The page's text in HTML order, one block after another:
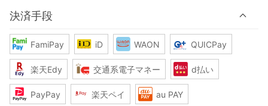
決済手段
FamiPay iD WAON QUICPay
楽天Edy 交通系電子マネー d払い
PayPay 楽天ペイ au PAY